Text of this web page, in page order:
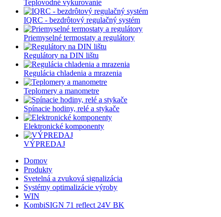
Teplovodné vykurovanie
IQRC - bezdrôtový regulačný systém
Priemyselné termostaty a regulátory
Regulátory na DIN lištu
Regulácia chladenia a mrazenia
Teplomery a manometre
Spínacie hodiny, relé a stykače
Elektronické komponenty
VÝPREDAJ
Domov
Produkty
Svetelná a zvuková signalizácia
Systémy optimalizácie výroby
WIN
KombiSIGN 71 reflect 24V BK